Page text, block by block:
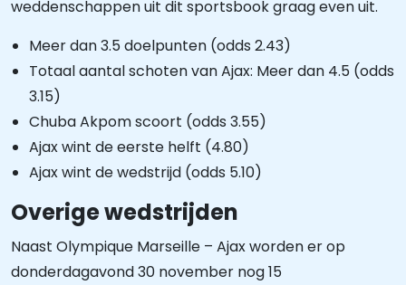
weddenschappen uit dit sportsbook graag even uit.
Meer dan 3.5 doelpunten (odds 2.43)
Totaal aantal schoten van Ajax: Meer dan 4.5 (odds
3.15)
Chuba Akpom scoort (odds 3.55)
Ajax wint de eerste helft (4.80)
Ajax wint de wedstrijd (odds 5.10)
Overige wedstrijden
Naast Olympique Marseille – Ajax worden er op
donderdagavond 30 november nog 15